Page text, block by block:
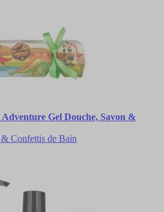
Gel Douche, Savon &
Confettis de Bain